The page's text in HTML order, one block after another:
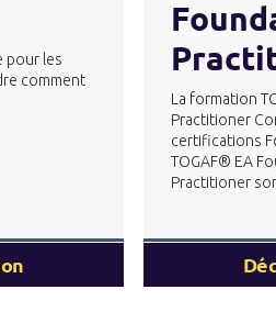
pour les
comment
La formation
Practitioner
certifications
TOGAF® EA
Practitioner